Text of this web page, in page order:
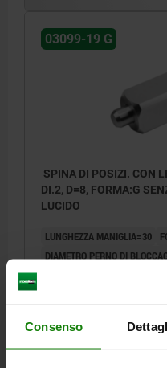
Consenso
03099-19 G
SPINA DI POSIZI. CON
DI.2, D=8, FORMA:G
LUCIDO
LUNGHEZZA MANIGLIA=30
DIAMETRO PERNO DI
03099-19-